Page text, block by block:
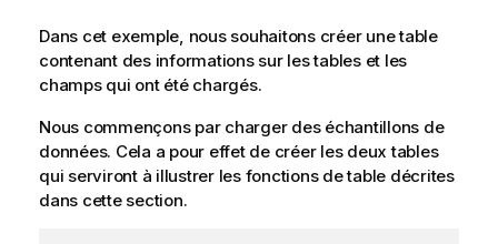
Dans cet exemple, nous souhaitons créer une table
contenant des informations sur les tables et les
champs qui ont été chargés.
Nous commençons par charger des échantillons de
données. Cela a pour effet de créer les deux tables
qui serviront à illustrer les fonctions de table décrites
dans cette section.